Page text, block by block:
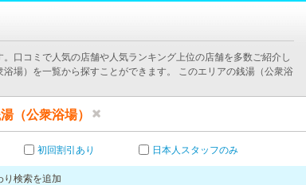
口コミで人気の店舗や人気ランキング上位の店舗を多数ご紹介し
場）を一覧から探すことができます。 このエリアの銭湯（公衆浴
（公衆浴場）
初回割引あり 日本人スタッフのみ
り検索を追加